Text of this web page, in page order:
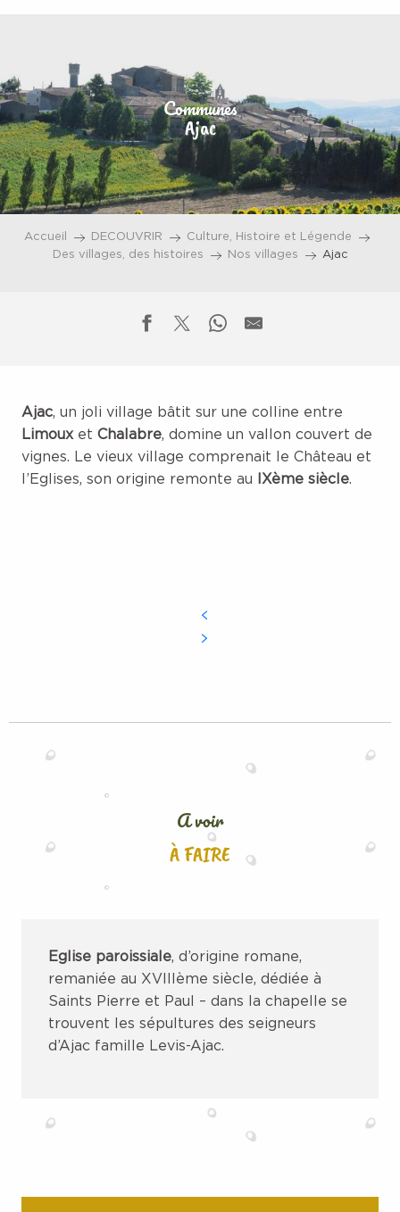
principal
Communes
Ajac
Accueil DECOUVRIR
Culture, Histoire et Légende
Des villages, des histoires
Nos villages Ajac
Ajac, un joli village bâtit sur une colline entre
Limoux et Chalabre, domine un vallon couvert de
vignes. Le vieux village comprenait le Château et
l’Eglises, son origine remonte au
IXème siècle.
A voir
À FAIRE
Eglise paroissiale, d’origine romane,
remaniée au XVIIIème siècle, dédiée à
Saints Pierre et Paul – dans la chapelle se
trouvent les sépultures des seigneurs
d’Ajac famille Levis-Ajac.